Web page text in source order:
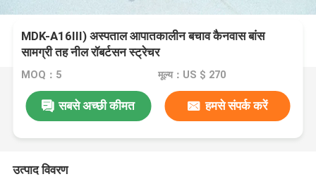
MDK-A16III) अस्पताल आपातकालीन बचाव कैनवास बांस
सामग्री तह नील रॉबर्टसन स्ट्रेचर
MOQ：5 मूल्य：US $ 270
सबसे अच्छी कीमत हमसे संपर्क करें
उत्पाद विवरण